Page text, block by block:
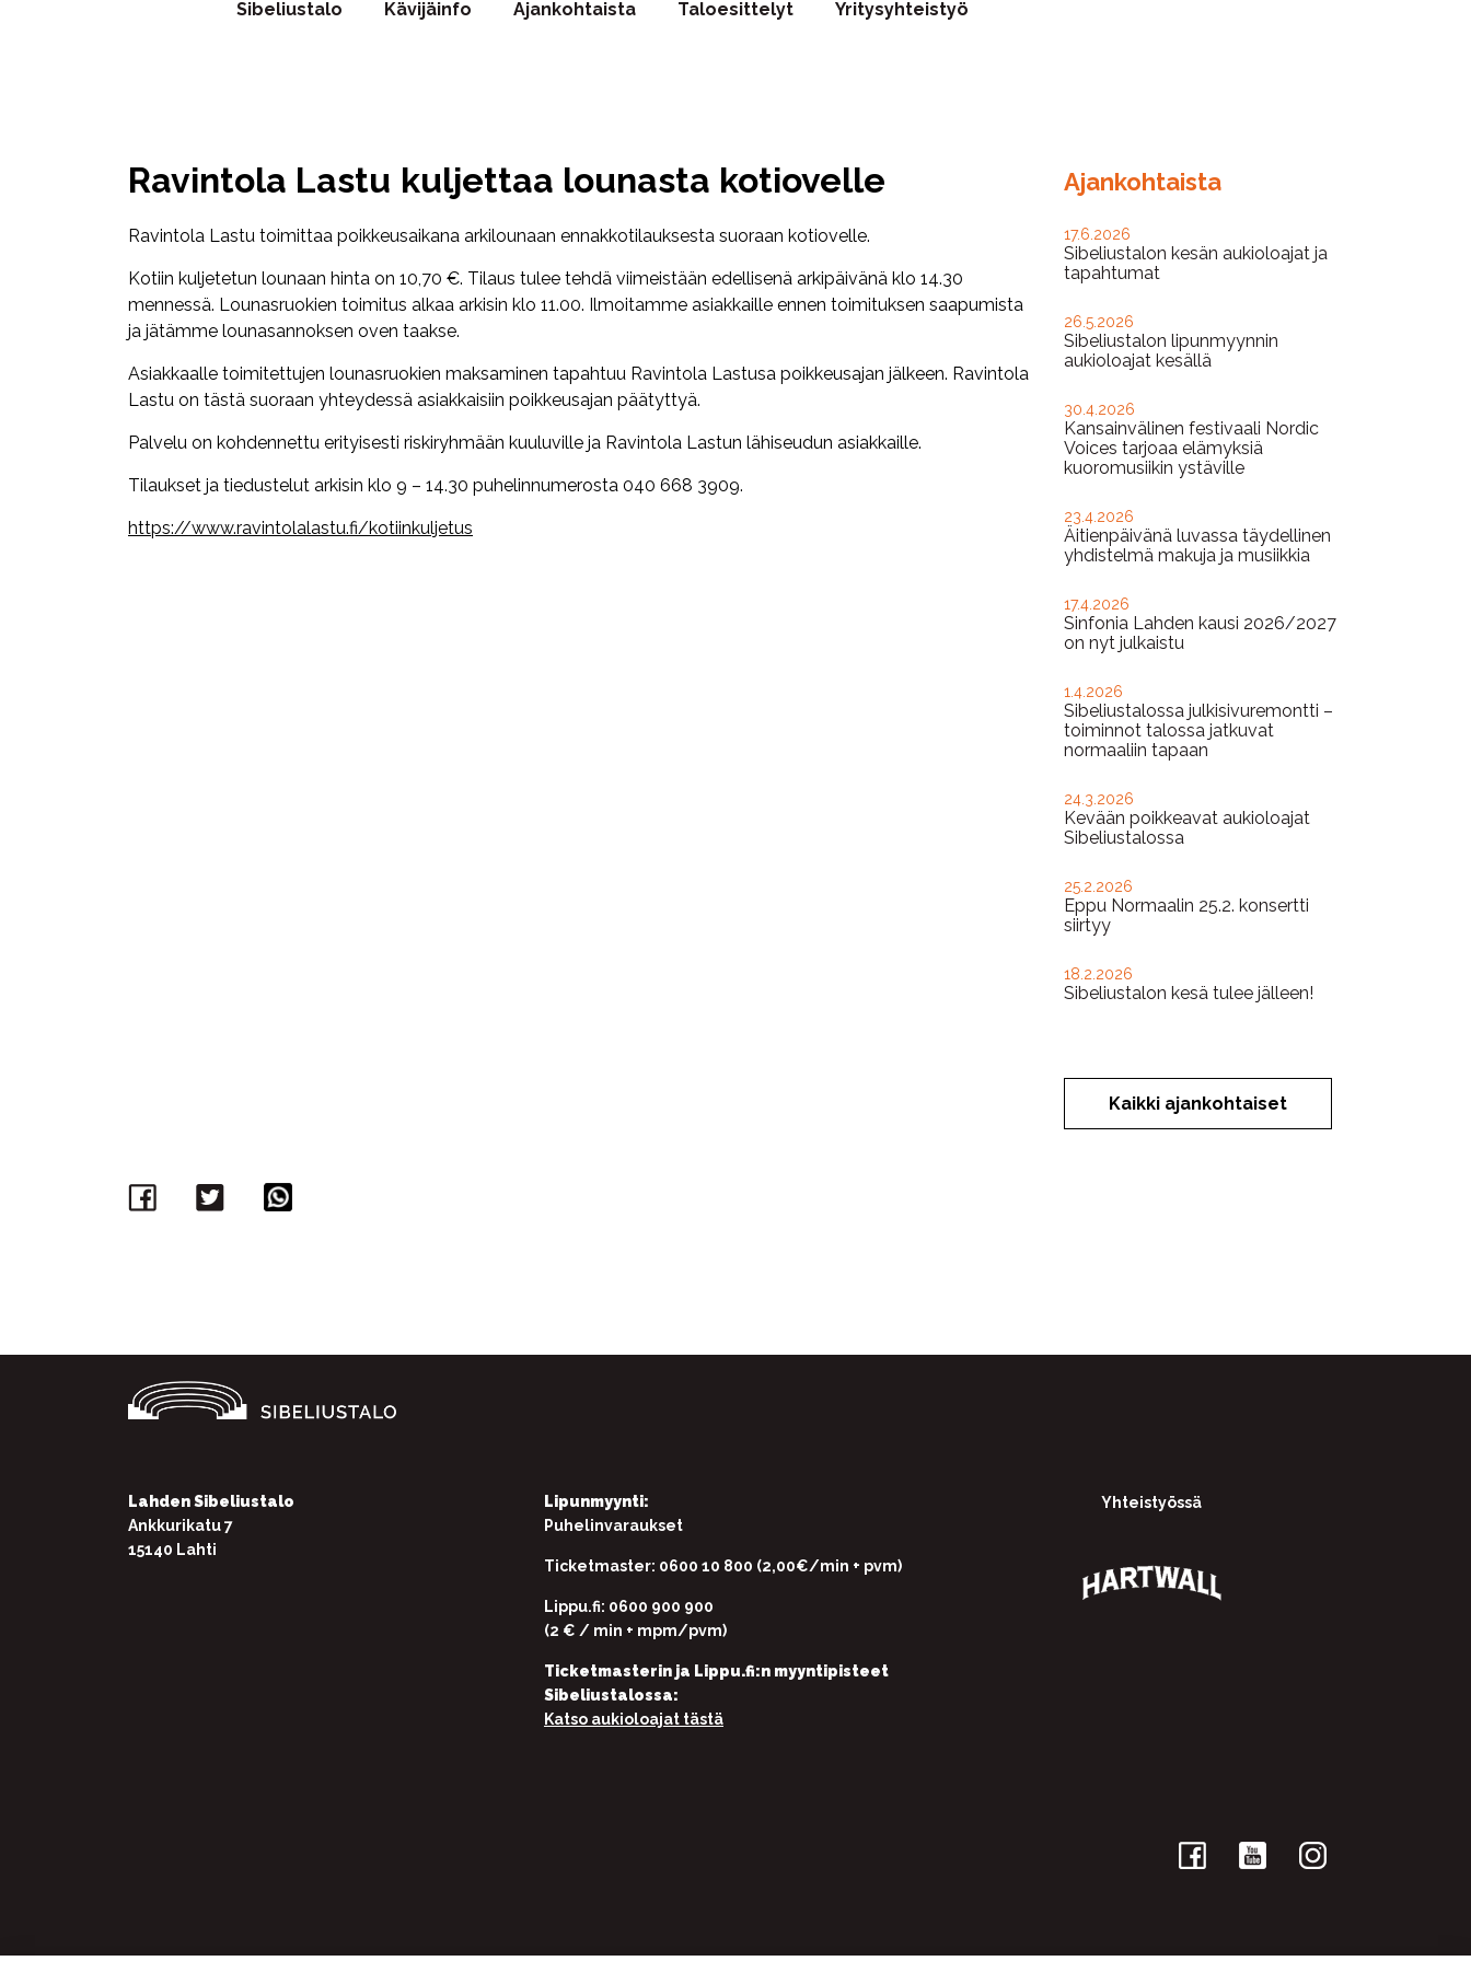
Sibeliustalo Kävijäinfo Ajankohtaista Taloesittelyt Yritysyhteistyö
Ravintola Lastu kuljettaa lounasta kotiovelle
Ravintola Lastu toimittaa poikkeusaikana arkilounaan ennakkotilauksesta suoraan kotiovelle.
Kotiin kuljetetun lounaan hinta on 10,70 €. Tilaus tulee tehdä viimeistään edellisenä arkipäivänä klo 14.30
mennessä. Lounasruokien toimitus alkaa arkisin klo 11.00. Ilmoitamme asiakkaille ennen toimituksen saapumista
ja jätämme lounasannoksen oven taakse.
Asiakkaalle toimitettujen lounasruokien maksaminen tapahtuu Ravintola Lastusa poikkeusajan jälkeen. Ravintola
Lastu on tästä suoraan yhteydessä asiakkaisiin poikkeusajan päätyttyä.
Palvelu on kohdennettu erityisesti riskiryhmään kuuluville ja Ravintola Lastun lähiseudun asiakkaille.
Tilaukset ja tiedustelut arkisin klo 9 – 14.30 puhelinnumerosta 040 668 3909.
https://www.ravintolalastu.fi/kotiinkuljetus
Ajankohtaista
17.6.2026
Sibeliustalon kesän aukioloajat ja
tapahtumat
26.5.2026
Sibeliustalon lipunmyynnin
aukioloajat kesällä
30.4.2026
Kansainvälinen festivaali Nordic
Voices tarjoaa elämyksiä
kuoromusiikin ystäville
23.4.2026
Äitienpäivänä luvassa täydellinen
yhdistelmä makuja ja musiikkia
17.4.2026
Sinfonia Lahden kausi 2026/2027
on nyt julkaistu
1.4.2026
Sibeliustalossa julkisivuremontti –
toiminnot talossa jatkuvat
normaaliin tapaan
24.3.2026
Kevään poikkeavat aukioloajat
Sibeliustalossa
25.2.2026
Eppu Normaalin 25.2. konsertti
siirtyy
18.2.2026
Sibeliustalon kesä tulee jälleen!
Kaikki ajankohtaiset
Facebook
Twitter
Lahden Sibeliustalo
Ankkurikatu 7
15140 Lahti
Lipunmyynti:
Puhelinvaraukset
Ticketmaster: 0600 10 800 (2,00€/min + pvm)
Lippu.fi: 0600 900 900
(2 € / min + mpm/pvm)
Ticketmasterin ja Lippu.fi:n myyntipisteet
Sibeliustalossa:
Katso aukioloajat tästä
Yhteistyössä